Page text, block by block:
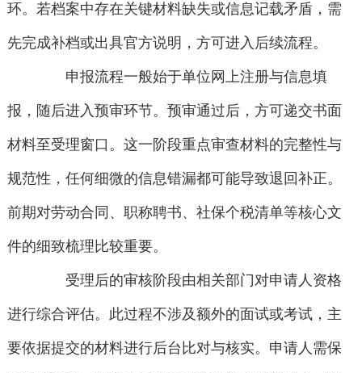
环。若档案中存在关键材料缺失或信息记载矛盾，需
先完成补档或出具官方说明，方可进入后续流程。
申报流程一般始于单位网上注册与信息填
报，随后进入预审环节。预审通过后，方可递交书面
材料至受理窗口。这一阶段重点审查材料的完整性与
规范性，任何细微的信息错漏都可能导致退回补正。
前期对劳动合同、职称聘书、社保个税清单等核心文
件的细致梳理比较重要。
受理后的审核阶段由相关部门对申请人资格
进行综合评估。此过程不涉及额外的面试或考试，主
要依据提交的材料进行后台比对与核实。申请人需保